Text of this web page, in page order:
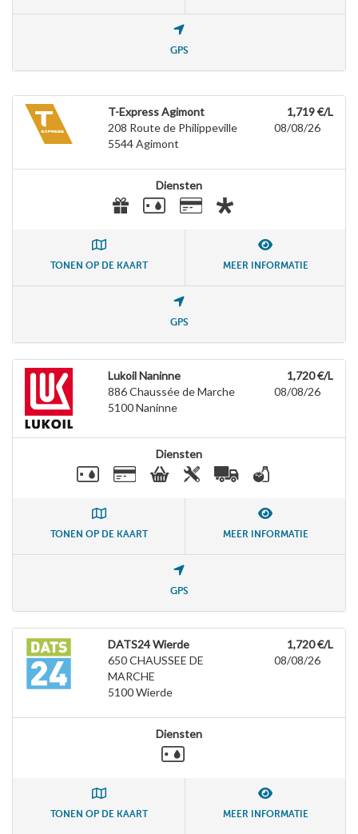
GPS
T-Express Agimont
208 Route de Philippeville
5544Agimont
1,719 €/L
08/08/26
Diensten
TONEN OP DE KAART MEER INFORMATIE
GPS
Lukoil Naninne
886 Chaussée de Marche
5100Naninne
1,720 €/L
08/08/26
Diensten
TONEN OP DE KAART MEER INFORMATIE
GPS
DATS24 Wierde
650 CHAUSSEE DE
MARCHE
5100Wierde
1,720 €/L
08/08/26
Diensten
TONEN OP DE KAART MEER INFORMATIE